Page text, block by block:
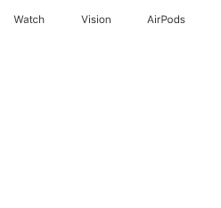
Watch Vision AirPods